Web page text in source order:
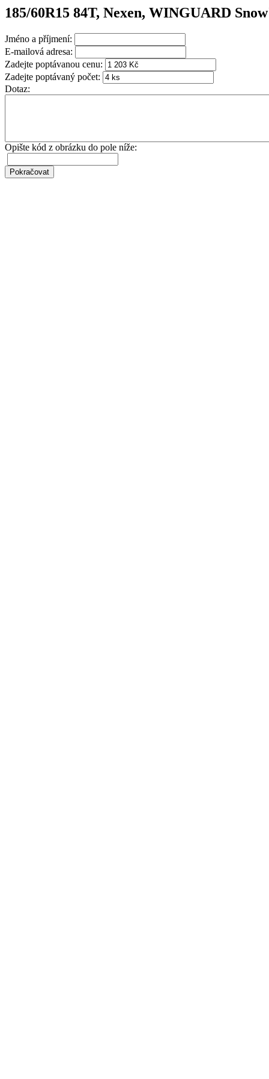
185/60R15 84T, Nexen, WINGUARD
Jméno a příjmení:
E-mailová adresa:
Zadejte poptávanou cenu:
Zadejte poptávaný počet:
Dotaz:
Opište kód z obrázku do pole níže: